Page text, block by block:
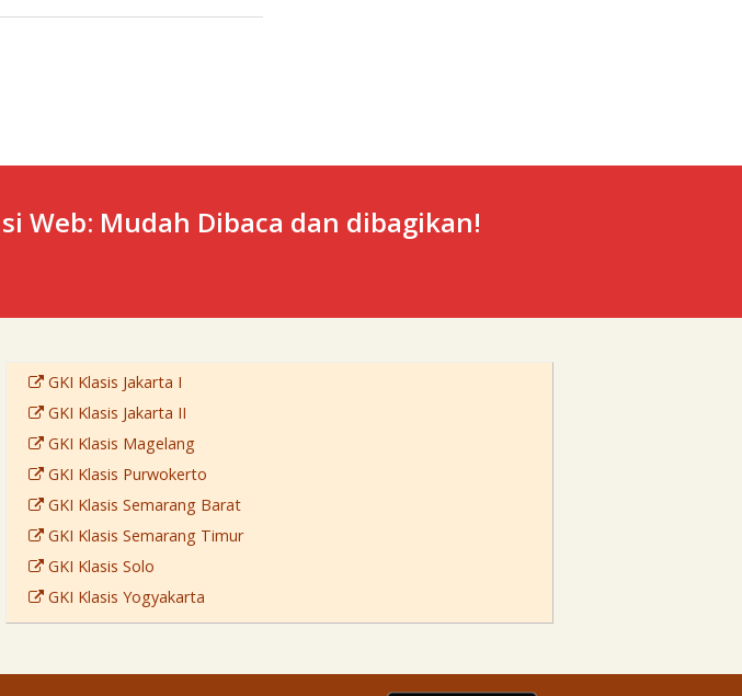
Web: Mudah Dibaca dan dibagikan!
GKI Klasis Jakarta I
GKI Klasis Jakarta II
GKI Klasis Magelang
GKI Klasis Purwokerto
GKI Klasis Semarang Barat
GKI Klasis Semarang Timur
GKI Klasis Solo
GKI Klasis Yogyakarta